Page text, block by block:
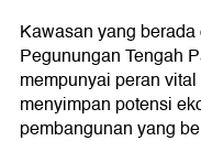
Kawasan yang
Pegunungan Tengah
mempunyai peran
menyimpan potensi
pembangunan yang